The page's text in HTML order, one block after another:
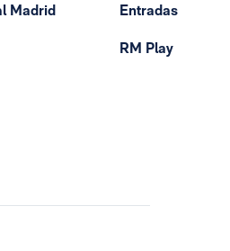
Madrid Entradas
RM Play